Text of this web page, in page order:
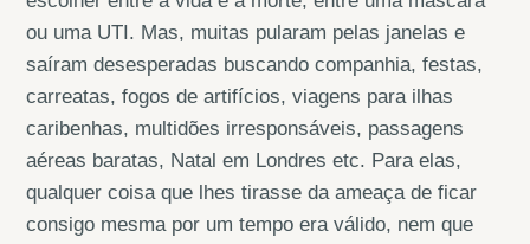
ou uma UTI. Mas, muitas pularam pelas janelas e
saíram desesperadas buscando companhia, festas,
carreatas, fogos de artifícios, viagens para ilhas
caribenhas, multidões irresponsáveis, passagens
aéreas baratas, Natal em Londres etc. Para elas,
qualquer coisa que lhes tirasse da ameaça de ficar
consigo mesma por um tempo era válido, nem que